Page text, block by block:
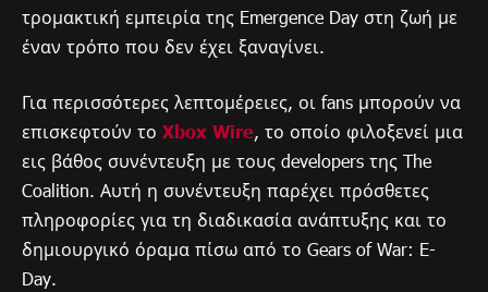
τρομακτική εμπειρία της Emergence Day στη ζωή με
έναν τρόπο που δεν έχει ξαναγίνει.
Για περισσότερες λεπτομέρειες, οι fans μπορούν να
επισκεφτούν το Xbox Wire, το οποίο φιλοξενεί μια
εις βάθος συνέντευξη με τους developers της The
Coalition. Αυτή η συνέντευξη παρέχει πρόσθετες
πληροφορίες για τη διαδικασία ανάπτυξης και το
δημιουργικό όραμα πίσω από το Gears of War: E-
Day.